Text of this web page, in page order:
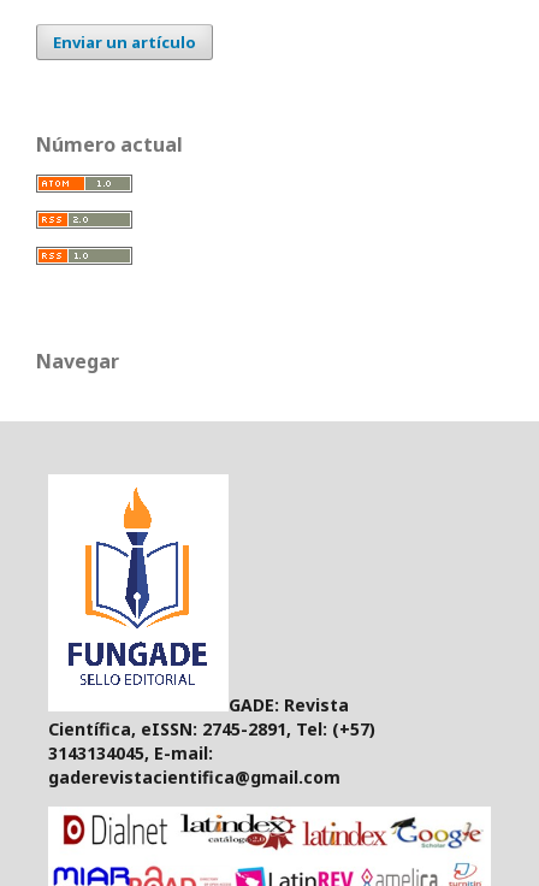
Enviar un artículo
Número actual
Navegar
GADE: Revista
Científica, eISSN: 2745-2891, Tel: (+57)
3143134045, E-mail:
gaderevistacientifica@gmail.com